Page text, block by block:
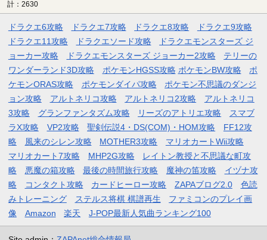
計：2630
ドラクエ6攻略 ドラクエ7攻略 ドラクエ8攻略
ドラクエ9攻略
ドラクエ11攻略
ドラクエソード攻略
ドラクエモンスターズ ジ
ョーカー攻略
ドラクエモンスターズ ジョーカー2攻略
テリーの
ワンダーランド3D攻略
ポケモンHGSS攻略 ポケモンBW攻略
ポ
ケモンORAS攻略
ポケモンダイパ攻略
ポケモン不思議のダンジ
ョン攻略
アルトネリコ攻略 アルトネリコ2攻略
アルトネリコ
3攻略
グランファンタズム攻略 リーズのアトリエ攻略
スマブ
ラX攻略
VP2攻略 聖剣伝説4・DS(COM)・HOM攻略
FF12攻
略
風来のシレン攻略 MOTHER3攻略
マリオカートWii攻略
マリオカート7攻略
MHP2G攻略
レイトン教授と不思議な町攻
略
悪魔の箱攻略 最後の時間旅行攻略 魔神の笛攻略
イヅナ攻
略
コンタクト攻略 カードヒーロー攻略 ZAPAブログ2.0
色読
みトレーニング
ステルス将棋 棋譜再生
ファミコンのプレイ画
像
Amazon 楽天 J-POP最新人気曲ランキング100